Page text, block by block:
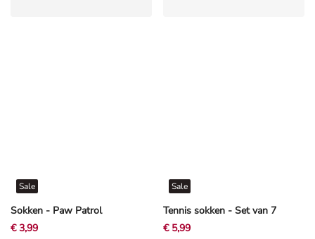
Sokken - Paw Patrol
Sale
€ 3,99
Tennis sokken - Set van 7
Sale
€ 5,99